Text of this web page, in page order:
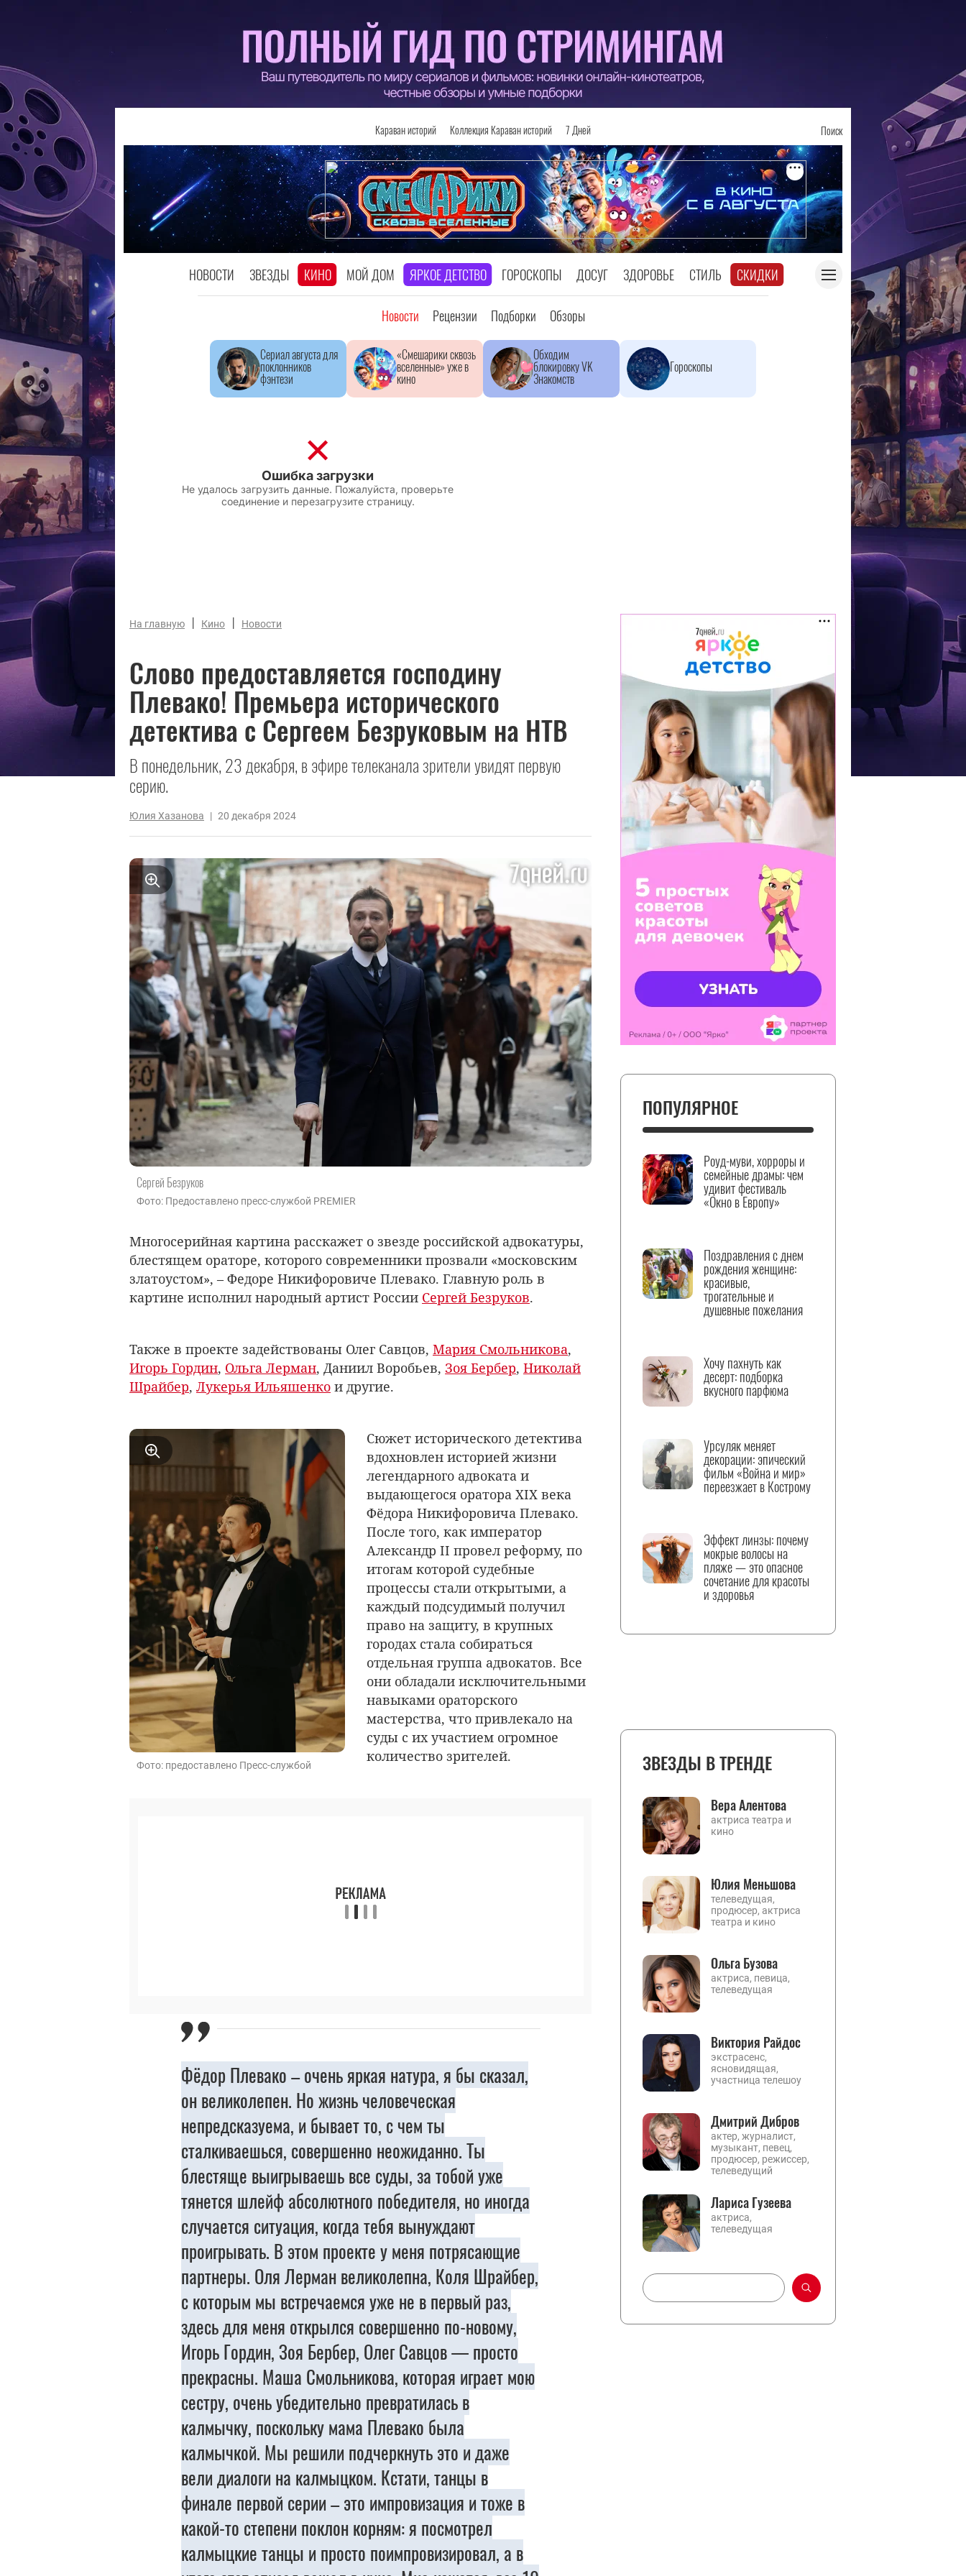
Караван историй Коллекция Караван историй 7 Дней Поиск
НОВОСТИ ЗВЕЗДЫ КИНО МОЙ ДОМ ЯРКОЕ ДЕТСТВО ГОРОСКОПЫ ДОСУГ ЗДОРОВЬЕ СТИЛЬ СКИДКИ
Новости Рецензии Подборки Обзоры
Сериал августа для
поклонников
фэнтези
«Смешарики сквозь
вселенные» уже в
кино
Обходим
блокировку VK
Знакомств
Гороскопы
На главную | Кино | Новости
Слово предоставляется господину
Плевако! Премьера исторического
детектива с Сергеем Безруковым на НТВ
В понедельник, 23 декабря, в эфире телеканала зрители увидят первую
серию.
Юлия Хазанова | 20 декабря 2024
Сергей Безруков
Фото: Предоставлено пресс-службой PREMIER
Многосерийная картина расскажет о звезде российской адвокатуры,
блестящем ораторе, которого современники прозвали «московским
златоустом», – Федоре Никифоровиче Плевако. Главную роль в
картине исполнил народный артист России Сергей Безруков.
Также в проекте задействованы Олег Савцов, Мария Смольникова,
Игорь Гордин, Ольга Лерман, Даниил Воробьев, Зоя Бербер, Николай
Шрайбер, Лукерья Ильяшенко и другие.
Фото: предоставлено Пресс-службой
Сюжет исторического детектива
вдохновлен историей жизни
легендарного адвоката и
выдающегося оратора XIX века
Фёдора Никифоровича Плевако.
После того, как император
Александр II провел реформу, по
итогам которой судебные
процессы стали открытыми, а
каждый подсудимый получил
право на защиту, в крупных
городах стала собираться
отдельная группа адвокатов. Все
они обладали исключительными
навыками ораторского
мастерства, что привлекало на
суды с их участием огромное
количество зрителей.
Фёдор Плевако – очень яркая натура, я бы сказал,
он великолепен. Но жизнь человеческая
непредсказуема, и бывает то, с чем ты
сталкиваешься, совершенно неожиданно. Ты
блестяще выигрываешь все суды, за тобой уже
тянется шлейф абсолютного победителя, но иногда
случается ситуация, когда тебя вынуждают
проигрывать. В этом проекте у меня потрясающие
партнеры. Оля Лерман великолепна, Коля Шрайбер,
с которым мы встречаемся уже не в первый раз,
здесь для меня открылся совершенно по-новому,
Игорь Гордин, Зоя Бербер, Олег Савцов — просто
прекрасны. Маша Смольникова, которая играет мою
сестру, очень убедительно превратилась в
калмычку, поскольку мама Плевако была
калмычкой. Мы решили подчеркнуть это и даже
вели диалоги на калмыцком. Кстати, танцы в
финале первой серии – это импровизация и тоже в
какой-то степени поклон корням: я посмотрел
калмыцкие танцы и просто поимпровизировал, а в
ПОПУЛЯРНОЕ
Роуд-муви, хорроры и
семейные драмы: чем
удивит фестиваль
«Окно в Европу»
Поздравления с днем
рождения женщине:
красивые,
трогательные и
душевные пожелания
Хочу пахнуть как
десерт: подборка
вкусного парфюма
Урсуляк меняет
декорации: эпический
фильм «Война и мир»
переезжает в Кострому
Эффект линзы: почему
мокрые волосы на
пляже — это опасное
сочетание для красоты
и здоровья
ЗВЕЗДЫ В ТРЕНДЕ
Вера Алентова
актриса театра и
кино
Юлия Меньшова
телеведущая,
продюсер, актриса
театра и кино
Ольга Бузова
актриса, певица,
телеведущая
Виктория Райдос
экстрасенс,
ясновидящая,
участница телешоу
Дмитрий Дибров
актер, журналист,
музыкант, певец,
продюсер, режиссер,
телеведущий
Лариса Гузеева
актриса,
телеведущая